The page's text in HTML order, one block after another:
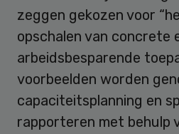
zeggen gekozen voor
opschalen van concrete
arbeidsbesparende
voorbeelden worden
capaciteitsplanning en
rapporteren met behulp